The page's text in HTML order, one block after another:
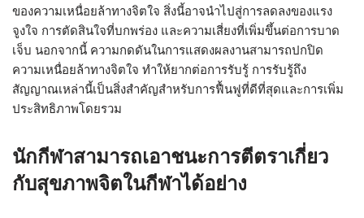
ของความเหนื่อยล้าทางจิตใจ สิ่งนี้อาจนำไปสู่การลดลงของแรง
จูงใจ การตัดสินใจที่บกพร่อง และความเสี่ยงที่เพิ่มขึ้นต่อการบาด
เจ็บ นอกจากนี้ ความกดดันในการแสดงผลงานสามารถปกปิด
ความเหนื่อยล้าทางจิตใจ ทำให้ยากต่อการรับรู้ การรับรู้ถึง
สัญญาณเหล่านี้เป็นสิ่งสำคัญสำหรับการฟื้นฟูที่ดีที่สุดและการเพิ่ม
ประสิทธิภาพโดยรวม
นักกีฬาสามารถเอาชนะการตีตราเกี่ยว
กับสุขภาพจิตในกีฬาได้อย่าง